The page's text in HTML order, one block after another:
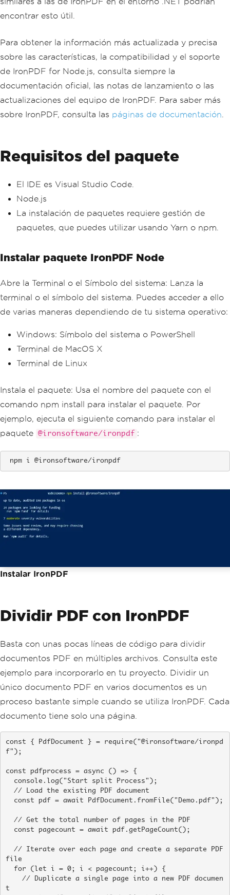
encontrar esto útil.
Para obtener la información más actualizada y precisa
sobre las características, la compatibilidad y el soporte
de IronPDF for Node.js, consulta siempre la
documentación oficial, las notas de lanzamiento o las
actualizaciones del equipo de IronPDF. Para saber más
sobre IronPDF, consulta las páginas de documentación
Requisitos del paquete
El IDE es Visual Studio Code.
Node.js
La instalación de paquetes requiere gestión de
paquetes, que puedes utilizar usando Yarn o npm.
Instalar paquete IronPDF Node
Abre la Terminal o el Símbolo del sistema: Lanza la
terminal o el símbolo del sistema. Puedes acceder a ello
de varias maneras dependiendo de tu sistema operativo:
Windows: Símbolo del sistema o PowerShell
Terminal de MacOS X
Terminal de Linux
Instala el paquete: Usa el nombre del paquete con el
comando npm install para instalar el paquete. Por
ejemplo, ejecuta el siguiente comando para instalar el
paquete @ironsoftware/ironpdf :
npm i @ironsoftware/ironpdf
Instalar IronPDF
Dividir PDF con IronPDF
Basta con unas pocas líneas de código para dividir
documentos PDF en múltiples archivos. Consulta este
ejemplo para incorporarlo en tu proyecto. Dividir un
único documento PDF en varios documentos es un
proceso bastante simple cuando se utiliza IronPDF. Cada
documento tiene solo una página.
const { PdfDocument } = require("@ironsoftware/ironpd
f");
const pdfprocess = async () => {
file
t